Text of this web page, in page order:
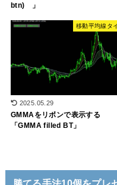
btn) 」
移動平均線タ
2025.05.29
GMMAをリボンで表示する
「GMMA filled BT」